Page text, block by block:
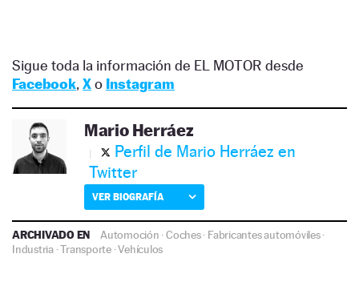
Sigue toda la información de EL MOTOR desde
Facebook, Xo Instagram
Mario Herráez
Perfil de Mario Herráez en
Twitter
VER BIOGRAFÍA
ARCHIVADO EN Automoción ·Coches· Fabricantes automóviles·
Industria·Transporte·Vehículos